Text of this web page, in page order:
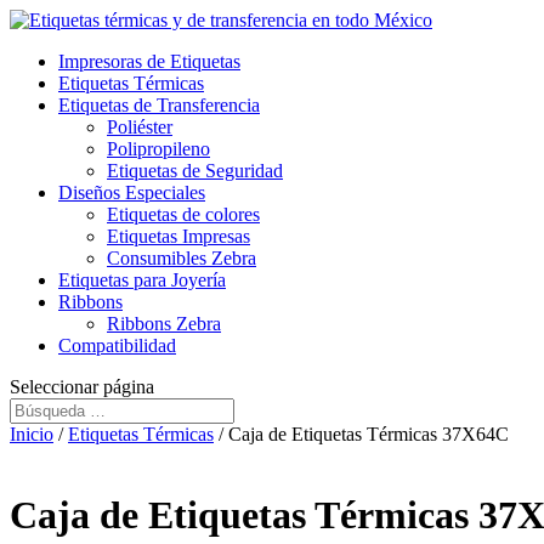
Impresoras de Etiquetas
Etiquetas Térmicas
Etiquetas de Transferencia
Poliéster
Polipropileno
Etiquetas de Seguridad
Diseños Especiales
Etiquetas de colores
Etiquetas Impresas
Consumibles Zebra
Etiquetas para Joyería
Ribbons
Ribbons Zebra
Compatibilidad
Seleccionar página
Inicio /Etiquetas Térmicas / Caja de Etiquetas Térmicas 37X64C
Caja de Etiquetas Térmicas